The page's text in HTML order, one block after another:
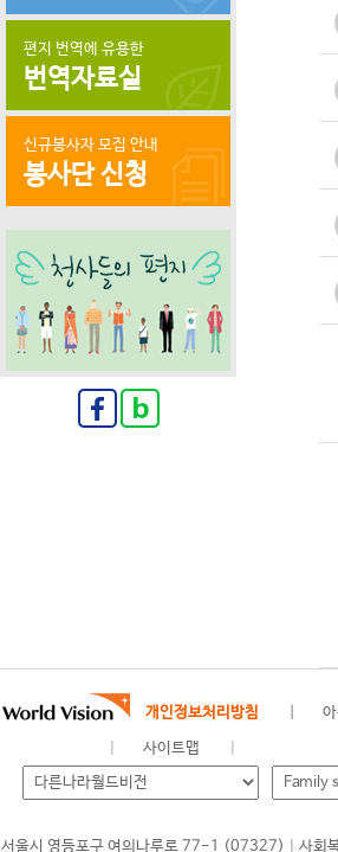
편지 번역에 유용한
번역자료실
신규봉사자 모집 안내
봉사단 신청
개인정보처리방침
사이트맵
서울시 영등포구 여의나루로 77-1 (07327) 사회